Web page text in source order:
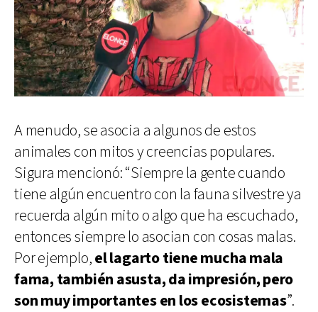
A menudo, se asocia a algunos de estos
animales con mitos y creencias populares.
Sigura mencionó: “Siempre la gente cuando
tiene algún encuentro con la fauna silvestre ya
recuerda algún mito o algo que ha escuchado,
entonces siempre lo asocian con cosas malas.
Por ejemplo,el lagarto tiene mucha mala
fama, también asusta, da impresión, pero
son muy importantes en los ecosistemas”.